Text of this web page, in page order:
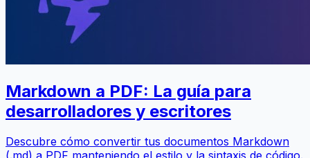
Markdown a PDF: La guía para
desarrolladores y escritores
Descubre cómo convertir tus documentos Markdown